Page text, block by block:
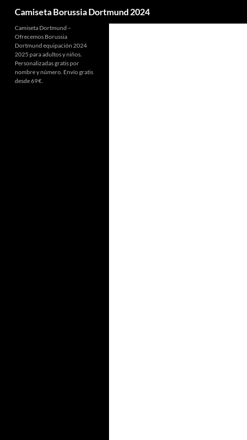
Camiseta Borussia Dortmund 2024
Camiseta Dortmund –
Ofrecemos Borussia
Dortmund equipación 2024
2025 para adultos y niños.
Personalizadas gratis por
nombre y número. Envío gratis
desde 69 €.